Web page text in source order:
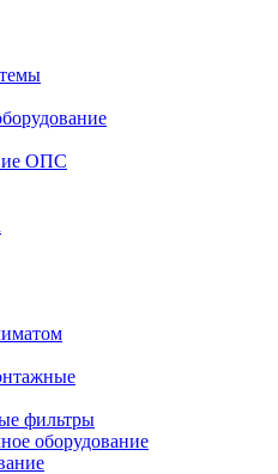
ОПС
фильтры
оборудование